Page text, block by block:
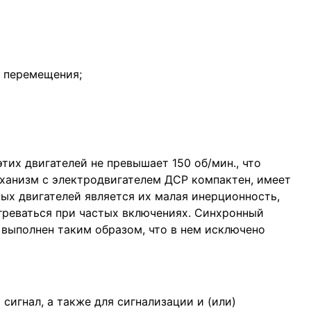
перемещения;
двигателей не превышает 150 об/мин., что
с электродвигателем ДСР компактен, имеет
двигателей является их малая инерционность,
при частых включениях. Синхронный
таким образом, что в нем исключено
а также для сигнализации и (или)